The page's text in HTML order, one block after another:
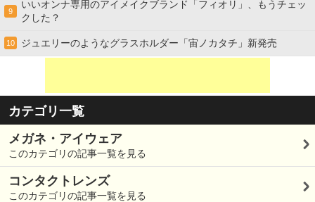
9
いいオンナ専用のアイメイクブランド「フィオリ」、もうチェッ
クした？
10 ジュエリーのようなグラスホルダー「宙ノカタチ」新発売
カテゴリ一覧
メガネ・アイウェア
このカテゴリの記事一覧を見る
コンタクトレンズ
このカテゴリの記事一覧を見る